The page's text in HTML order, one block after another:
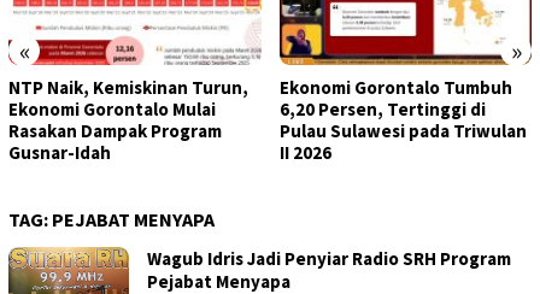
« »
NTP Naik, Kemiskinan Turun,
Ekonomi Gorontalo Mulai
Rasakan Dampak Program
Gusnar-Idah
Ekonomi Gorontalo Tumbuh
6,20 Persen, Tertinggi di
Pulau Sulawesi pada Triwulan
II 2026
TAG: PEJABAT MENYAPA
Wagub Idris Jadi Penyiar Radio SRH Program
Pejabat Menyapa